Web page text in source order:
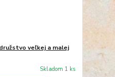
veľkej a malej
Skladom 1 ks